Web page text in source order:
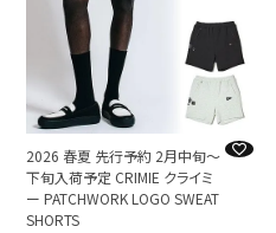
2026 春夏 先行予約 2月中旬～
下旬入荷予定 CRIMIE クライミ
ー PATCHWORK LOGO SWEAT
SHORTS